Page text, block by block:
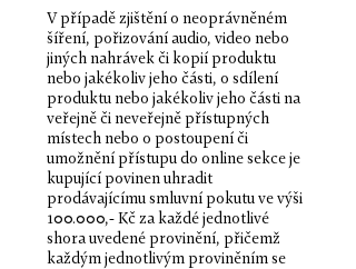
V případě zjištění o neoprávněném
šíření, pořizování audio, video nebo
jiných nahrávek či kopií produktu
nebo jakékoliv jeho části, o sdílení
produktu nebo jakékoliv jeho části na
veřejně či neveřejně přístupných
místech nebo o postoupení či
umožnění přístupu do online sekce je
kupující povinen uhradit
prodávajícímu smluvní pokutu ve výši
100.000,- Kč za každé jednotlivé
shora uvedené provinění, přičemž
každým jednotlivým proviněním se